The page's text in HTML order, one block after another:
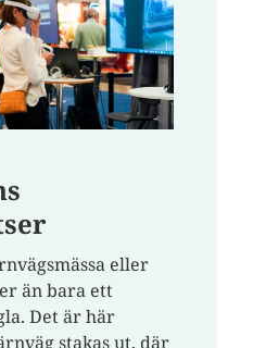
eller
än bara ett
Det är här
stakas ut, där